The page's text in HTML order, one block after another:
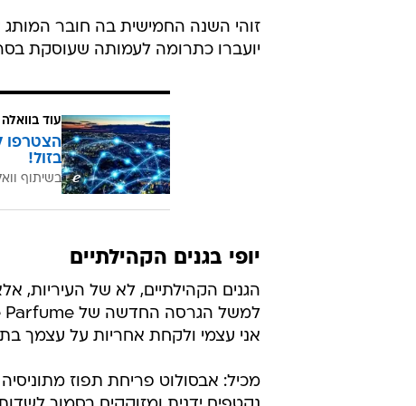
יועברו כתרומה לעמותה שעוסקת
עוד בוואלה
בזול!
בשיתוף
יופי בגנים הקהילתיים
הגנים הקהילתיים, לא של העיריות,
אני עצמי ולקחת אחריות על עצמך
מכיל: אבסולוט פריחת תפוז